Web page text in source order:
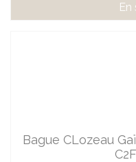
En
Bague CLozeau